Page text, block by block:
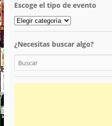
Escoge el tipo de evento
¿Necesitas buscar algo?